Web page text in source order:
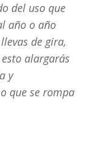
del uso que
año o año
de gira,
alargarás
y
que se rompa